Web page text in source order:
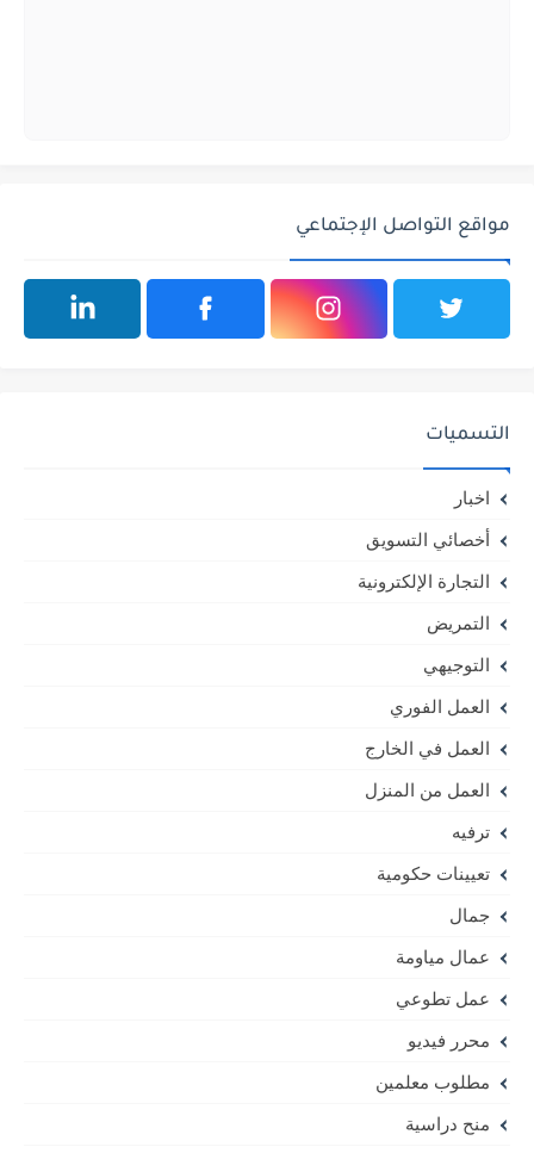
مواقع التواصل الإجتماعي
التسميات
اخبار
أخصائي التسويق
التجارة الإلكترونية
التمريض
التوجيهي
العمل الفوري
العمل في الخارج
العمل من المنزل
ترفيه
تعيينات حكومية
جمال
عمال مياومة
عمل تطوعي
محرر فيديو
مطلوب معلمين
منح دراسية